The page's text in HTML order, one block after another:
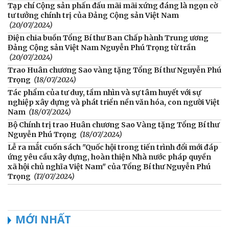
Tạp chí Cộng sản phấn đấu mãi mãi xứng đáng là ngọn cờ
tư tưởng chính trị của Đảng Cộng sản Việt Nam
(20/07/2024)
Điện chia buồn Tổng Bí thư Ban Chấp hành Trung ương
Đảng Cộng sản Việt Nam Nguyễn Phú Trọng từ trần
(20/07/2024)
Trao Huân chương Sao vàng tặng Tổng Bí thư Nguyễn Phú
Trọng (18/07/2024)
Tác phẩm của tư duy, tầm nhìn và sự tâm huyết với sự
nghiệp xây dựng và phát triển nền văn hóa, con người Việt
Nam (18/07/2024)
Bộ Chính trị trao Huân chương Sao Vàng tặng Tổng Bí thư
Nguyễn Phú Trọng (18/07/2024)
Lễ ra mắt cuốn sách "Quốc hội trong tiến trình đổi mới đáp
ứng yêu cầu xây dựng, hoàn thiện Nhà nước pháp quyền
xã hội chủ nghĩa Việt Nam" của Tổng Bí thư Nguyễn Phú
Trọng (17/07/2024)
MỚI NHẤT